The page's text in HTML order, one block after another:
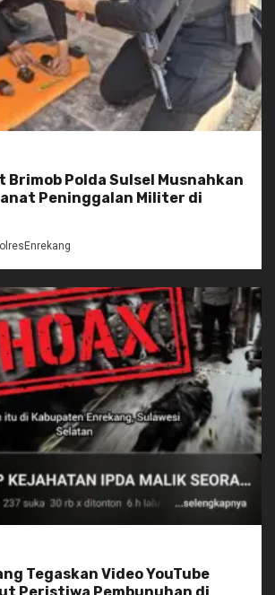
Brimob Polda Sulsel Musnahkan
Peninggalan Militer di
Tegaskan Video YouTube
Peristiwa Pembunuhan di